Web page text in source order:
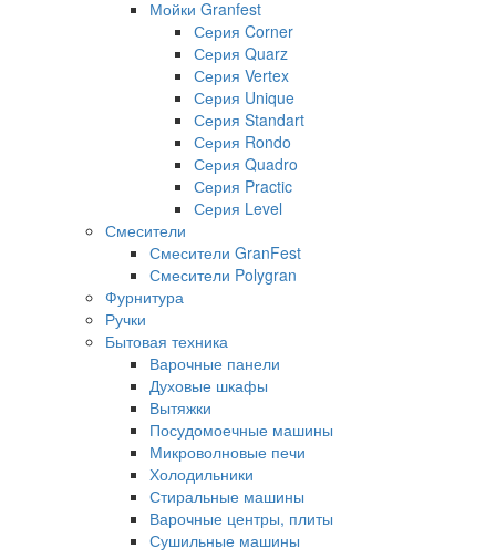
Мойки Granfest
Серия Corner
Серия Quarz
Серия Vertex
Серия Unique
Серия Standart
Серия Rondo
Серия Quadro
Серия Practic
Серия Level
Смесители
Смесители GranFest
Смесители Polygran
Фурнитура
Ручки
Бытовая техника
Варочные панели
Духовые шкафы
Вытяжки
Посудомоечные машины
Микроволновые печи
Холодильники
Стиральные машины
Варочные центры, плиты
Сушильные машины